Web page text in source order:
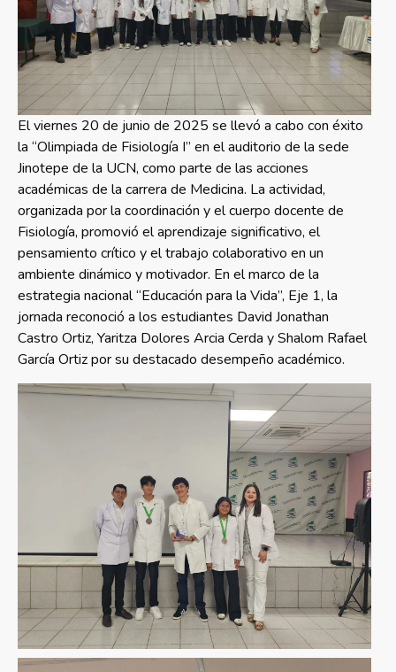
El viernes 20 de junio de 2025 se llevó a cabo con éxito
la “Olimpiada de Fisiología I” en el auditorio de la sede
Jinotepe de la UCN, como parte de las acciones
académicas de la carrera de Medicina. La actividad,
organizada por la coordinación y el cuerpo docente de
Fisiología, promovió el aprendizaje significativo, el
pensamiento crítico y el trabajo colaborativo en un
ambiente dinámico y motivador. En el marco de la
estrategia nacional “Educación para la Vida”, Eje 1, la
jornada reconoció a los estudiantes David Jonathan
Castro Ortiz, Yaritza Dolores Arcia Cerda y Shalom Rafael
García Ortiz por su destacado desempeño académico.